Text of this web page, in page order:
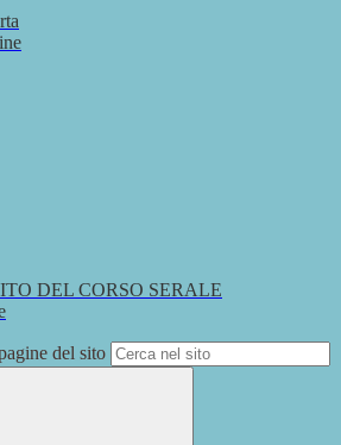
DEL CORSO SERALE
del sito